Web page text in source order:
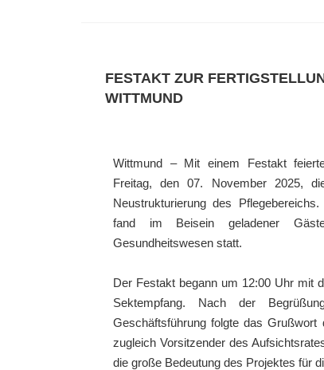
FESTAKT ZUR
WITTMUND
Wittmund – Mit einem Festakt
Freitag, den07. November 2025,
Neustrukturierung des Pflegebereichs.
fand im Beisein geladener
Gesundheitswesen statt.
Der Festakt begann um 12:00 Uhr mit
Sektempfang. Nach der
Geschäftsführung folgte dasGrußwort
zugleich Vorsitzender des
die große Bedeutung des Projektes für